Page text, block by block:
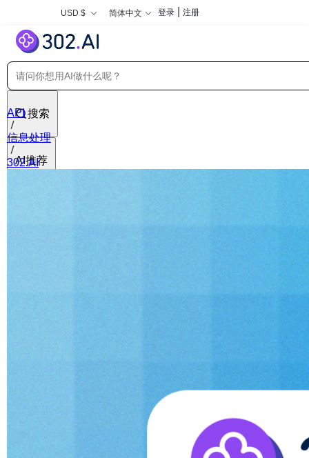
USD $ 简体中文 登录 注册
搜索
AI推荐
API
信息处理
302.AI